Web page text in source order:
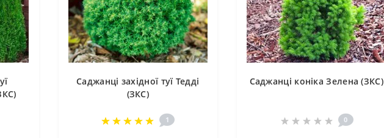
Саджанці західної туї Тедді
(ЗКС)
1
Саджанці коніка Зелена (ЗКС)
0